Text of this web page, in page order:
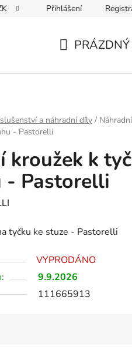
Přihlášení
PRÁZDNÝ
a náhradní díly / Náhradní
- Pastorelli
kroužek k
- Pastorelli
tyčku ke stuze - Pastorelli
VYPRODÁNO
9.9.2026
111665913